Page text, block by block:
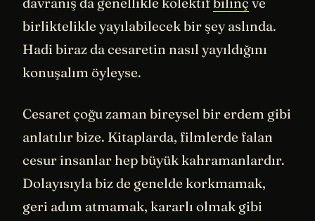
birliktelikle yayılabilecek bir şey aslında.
Hadi biraz da cesaretin nasıl yayıldığını
konuşalım öyleyse.
Cesaret çoğu zaman bireysel bir erdem gibi
anlatılır bize. Kitaplarda, filmlerde falan
cesur insanlar hep büyük kahramanlardır.
Dolayısıyla biz de genelde korkmamak,
geri adım atmamak, kararlı olmak gibi